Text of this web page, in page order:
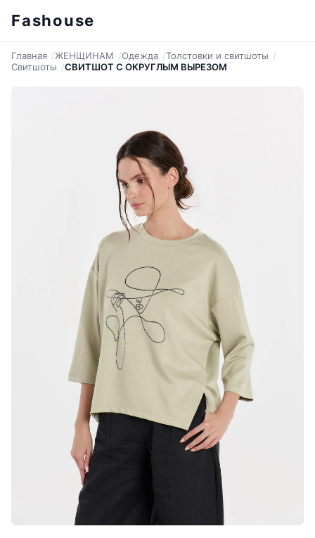
Fashouse
Главная ЖЕНЩИНАМ Одежда
Толстовки и свитшоты
Свитшоты
СВИТШОТ С ОКРУГЛЫМ ВЫРЕЗОМ